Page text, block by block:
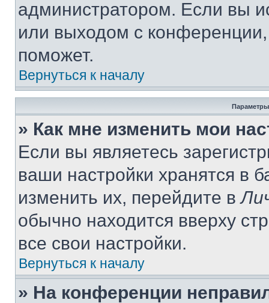
администратором. Если вы
или выходом с
поможет.
Вернуться к началу
Параметры
» Как мне изменить мои
Если вы являетесь
ваши настройки хранятся в
изменить их, перейдите в
обычно находится вверху
все свои настройки.
Вернуться к началу
» На конференции